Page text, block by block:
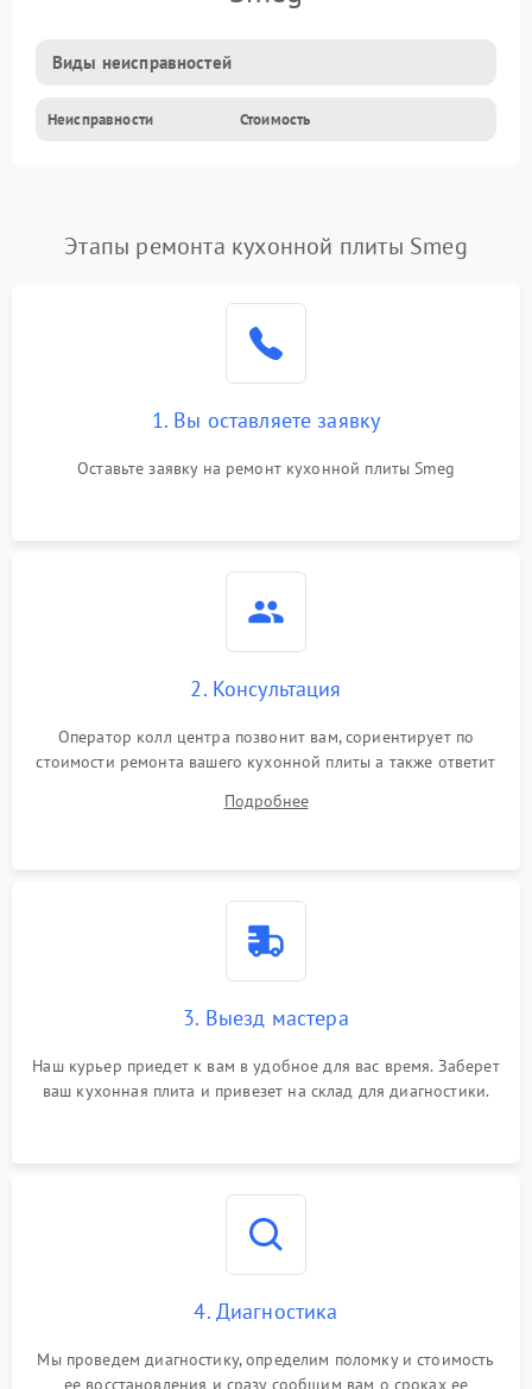
Виды неисправностей
Неисправности Стоимость
Этапы ремонта кухонной плиты Smeg
1. Вы оставляете заявку
Оставьте заявку на ремонт кухонной плиты Smeg
2. Консультация
Оператор колл центра позвонит вам, сориентирует по
стоимости ремонта вашего кухонной плиты а также ответит
Подробнее
3. Выезд мастера
Наш курьер приедет к вам в удобное для вас время. Заберет
ваш кухонная плита и привезет на склад для диагностики.
4. Диагностика
Мы проведем диагностику, определим поломку и стоимость
ее восстановления и сразу сообщим вам о сроках ее